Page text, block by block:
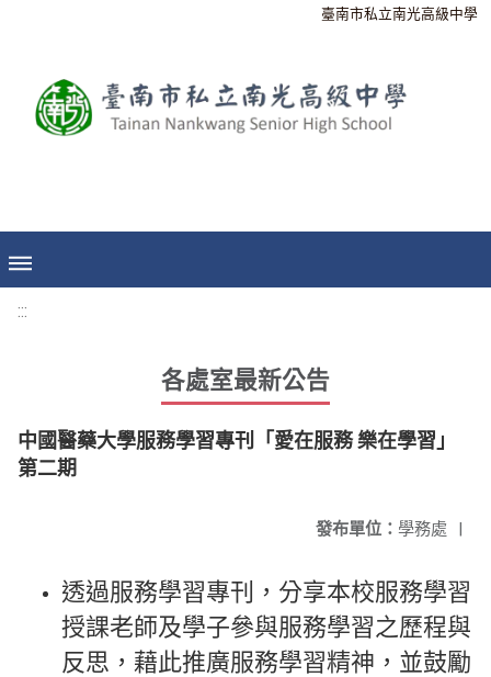
臺南市私立南光高級中學
:::
各處室最新公告
中國醫藥大學服務學習專刊「愛在服務 樂在學習」
第二期
發布單位： 學務處 |
透過服務學習專刊，分享本校服務學習
授課老師及學子參與服務學習之歷程與
反思，藉此推廣服務學習精神，並鼓勵